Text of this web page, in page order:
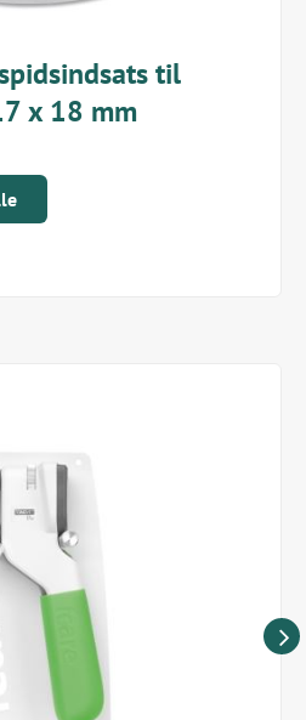
til
x 18 mm